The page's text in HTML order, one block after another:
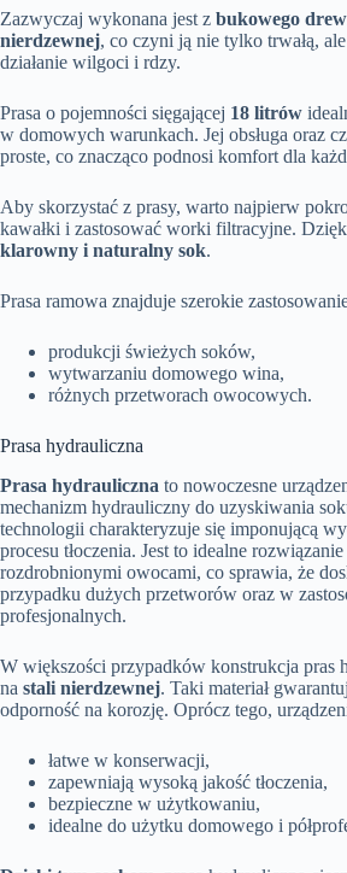
Zazwyczaj wykonana jest z bukowego
nierdzewnej, co czyni ją nie tylko trwałą,
działanie wilgoci i rdzy.
Prasa o pojemności sięgającej 18 litrów
w domowych warunkach. Jej obsługa oraz
proste, co znacząco podnosi komfort dla
Aby skorzystać z prasy, warto najpierw
kawałki i zastosować worki filtracyjne.
klarowny i naturalny sok.
Prasa ramowa znajduje szerokie
produkcji świeżych soków,
wytwarzaniu domowego wina,
różnych przetworach owocowych.
Prasa hydrauliczna
Prasa hydrauliczna to nowoczesne
mechanizm hydrauliczny do uzyskiwania
technologii charakteryzuje się imponującą
procesu tłoczenia. Jest to idealne
rozdrobnionymi owocami, co sprawia, że
przypadku dużych przetworów oraz w
profesjonalnych.
W większości przypadków konstrukcja pras
na stali nierdzewnej. Taki materiał
odporność na korozję. Oprócz tego,
łatwe w konserwacji,
zapewniają wysoką jakość tłoczenia,
bezpieczne w użytkowaniu,
idealne do użytku domowego i